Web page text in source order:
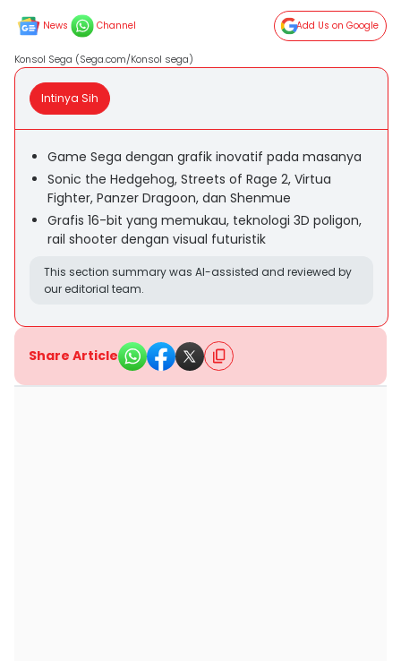
News Channel Add Us on Google
Konsol Sega (Sega.com/Konsol sega)
Intinya Sih
Game Sega dengan grafik inovatif pada masanya
Sonic the Hedgehog, Streets of Rage 2, Virtua
Fighter, Panzer Dragoon, dan Shenmue
Grafis 16-bit yang memukau, teknologi 3D poligon,
rail shooter dengan visual futuristik
This section summary was AI-assisted and reviewed by
our editorial team.
Share Article